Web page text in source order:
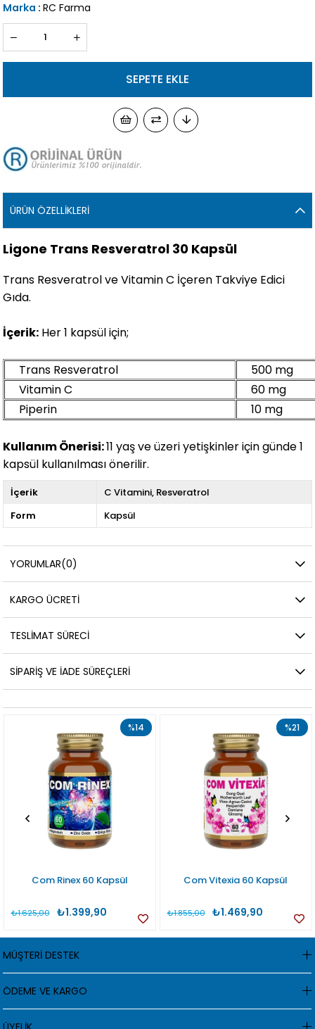
Marka : RC Farma
ÜRÜN ÖZELLIKLERI
Ligone Trans Resveratrol 30 Kapsül
Trans Resveratrol ve Vitamin C İçeren Takviye Edici
Gıda.
İçerik: Her 1 kapsül için;
Trans Resveratrol
500 mg
Vitamin C
60 mg
Piperin
10 mg
Kullanım Önerisi:11 yaş ve üzeri yetişkinler için günde 1
kapsül kullanılması önerilir.
İçerik C Vitamini Resveratrol
Form
Kapsül
YORUMLAR(0)
KARGO ÜCRETI
TESLIMAT SÜRECI
SIPARIŞ VE İADE SÜREÇLERI
Com Rinex 60 Kapsül
₺1.399,90
₺1.625,00
%14
Com Vitexia 60 Kapsül
₺1.469,90
₺1.855,00
%21
MÜŞTERİ DESTEK
ÖDEME VE KARGO